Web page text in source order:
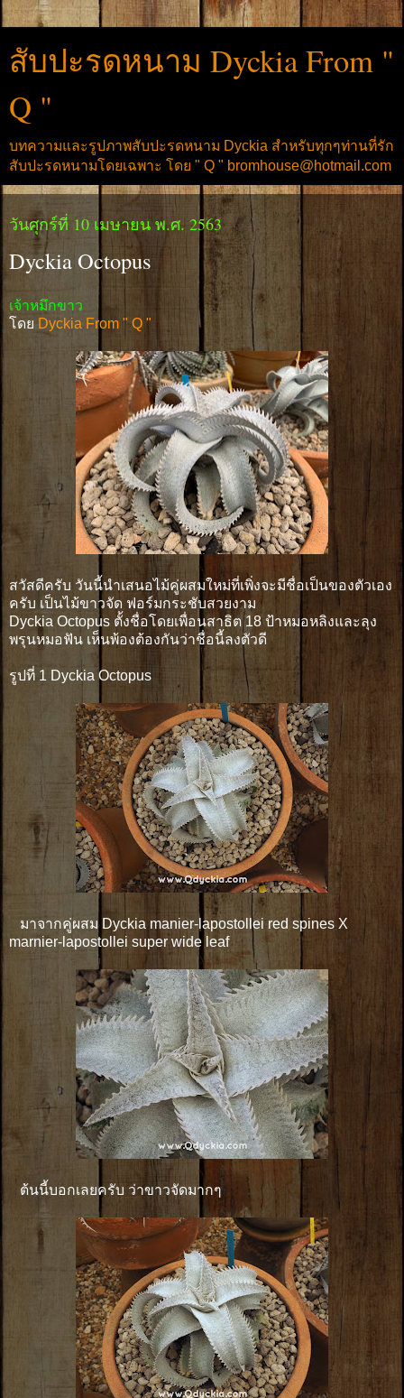
สับปะรดหนาม Dyckia From "
Q "
บทความและรูปภาพสับปะรดหนาม Dyckia สำหรับทุกๆท่านที่รัก
สับปะรดหนามโดยเฉพาะ โดย " Q " bromhouse@hotmail.com
วันศุกร์ที่ 10 เมษายน พ.ศ. 2563
Dyckia Octopus
เจ้าหมึกขาว
โดย Dyckia From " Q "
สวัสดีครับ วันนี้นำเสนอไม้คู่ผสมใหม่ที่เพิ่งจะมีชื่อเป็นของตัวเอง
ครับ เป็นไม้ขาวจัด ฟอร์มกระชับสวยงาม
Dyckia Octopus ตั้งชื่อโดยเพื่อนสาธิต 18 ป้าหมอหลิงและลุง
พรุนหมอฟัน เห็นพ้องต้องกันว่าชื่อนี้ลงตัวดี
รูปที่ 1 Dyckia Octopus
มาจากคู่ผสม Dyckia manier-lapostollei red spines X
marnier-lapostollei super wide leaf
ต้นนี้บอกเลยครับ ว่าขาวจัดมากๆ